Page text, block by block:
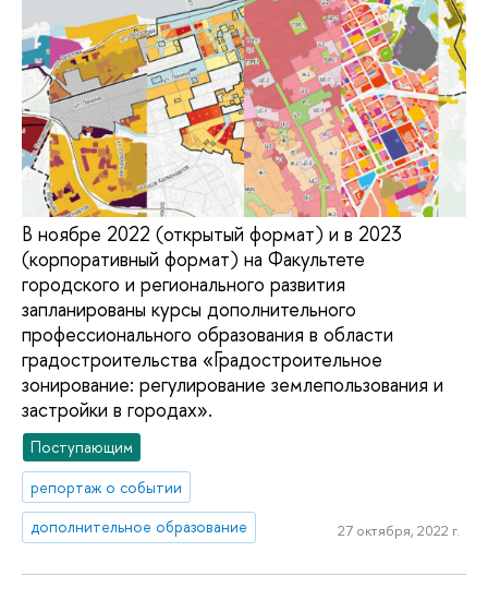
В ноябре 2022 (открытый формат) и в 2023
(корпоративный формат) на Факультете
городского и регионального развития
запланированы курсы дополнительного
профессионального образования в области
градостроительства «Градостроительное
зонирование: регулирование землепользования и
застройки в городах».
Поступающим
репортаж о событии
дополнительное образование
27 октября, 2022 г.